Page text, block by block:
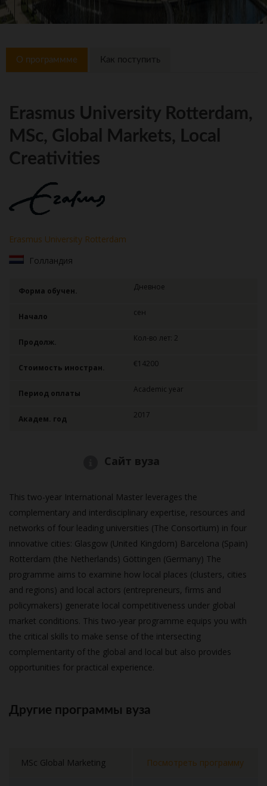
О программме Как поступить
Erasmus University Rotterdam,
MSc, Global Markets, Local
Creativities
Erasmus University Rotterdam
Голландия
Форма обучен. Дневное
Начало сен
Продолж. Кол-во лет: 2
Стоимость иностран. €14200
Период оплаты Academic year
Академ. год 2017
Сайт вуза
This two-year International Master leverages the
complementary and interdisciplinary expertise, resources and
networks of four leading universities (The Consortium) in four
innovative cities: Glasgow (United Kingdom) Barcelona (Spain)
Rotterdam (the Netherlands) Göttingen (Germany) The
programme aims to examine how local places (clusters, cities
and regions) and local actors (entrepreneurs, firms and
policymakers) generate local competitiveness under global
market conditions. This two-year programme equips you with
the critical skills to make sense of the intersecting
complementarity of the global and local but also provides
opportunities for practical experience.
Другие программы вуза
MSc Global Marketing Посмотреть программу